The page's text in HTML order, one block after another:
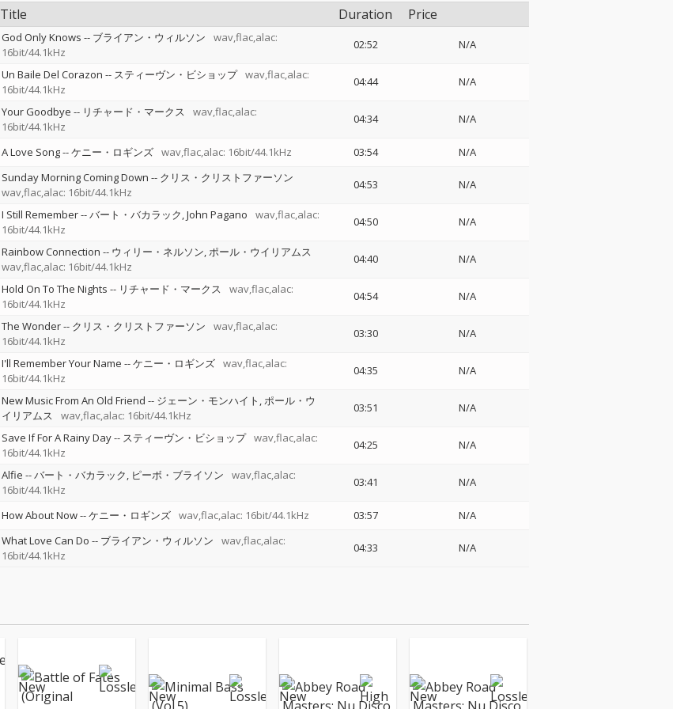
Title Duration Price
God Only Knows -- ブライアン・ウィルソン
wav,flac,alac:
16bit/44.1kHz
02:52 N/A
Un Baile Del Corazon -- スティーヴン・ビショップ wav,flac,alac:
16bit/44.1kHz
04:44 N/A
Your Goodbye -- リチャード・マークス
wav,flac,alac:
16bit/44.1kHz
04:34 N/A
A Love Song--ケニー・ロギンズ wav,flac,alac: 16bit/44.1kHz 03:54 N/A
Sunday Morning Coming Down -- クリス・クリストファーソン
wav,flac,alac: 16bit/44.1kHz
04:53 N/A
I Still Remember--バート・バカラック John Pagano
wav,flac,alac:
16bit/44.1kHz
04:50 N/A
Rainbow Connection -- ウィリー・ネルソン ポール・ウイリアムス
wav,flac,alac: 16bit/44.1kHz
04:40 N/A
Hold On To The Nights -- リチャード・マークス
wav,flac,alac:
16bit/44.1kHz
04:54 N/A
The Wonder-- クリス・クリストファーソン
wav,flac,alac:
16bit/44.1kHz
03:30 N/A
I'll Remember Your Name --ケニー・ロギンズ wav,flac,alac:
16bit/44.1kHz
04:35 N/A
New Music From An Old Friend -- ジェーン・モンハイト ポール・ウ
イリアムス
wav,flac,alac: 16bit/44.1kHz
03:51 N/A
Save If For A Rainy Day-- スティーヴン・ビショップ wav,flac,alac:
16bit/44.1kHz
04:25 N/A
Alfie --バート・バカラック ピーボ・ブライソン
wav,flac,alac:
16bit/44.1kHz
03:41 N/A
How About Now--ケニー・ロギンズ wav,flac,alac: 16bit/44.1kHz 03:57 N/A
What Love Can Do -- ブライアン・ウィルソン
wav,flac,alac:
16bit/44.1kHz
04:33 N/A